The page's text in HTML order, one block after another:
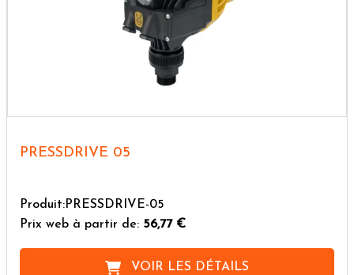
PRESSDRIVE 05
Produit:PRESSDRIVE-05
Prix web à partir de: 56,77 €
VOIR LES DÉTAILS